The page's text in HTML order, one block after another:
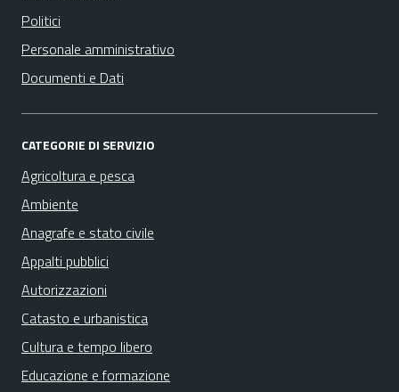
Politici
Personale amministrativo
Documenti e Dati
CATEGORIE DI SERVIZIO
Agricoltura e pesca
Ambiente
Anagrafe e stato civile
Appalti pubblici
Autorizzazioni
Catasto e urbanistica
Cultura e tempo libero
Educazione e formazione